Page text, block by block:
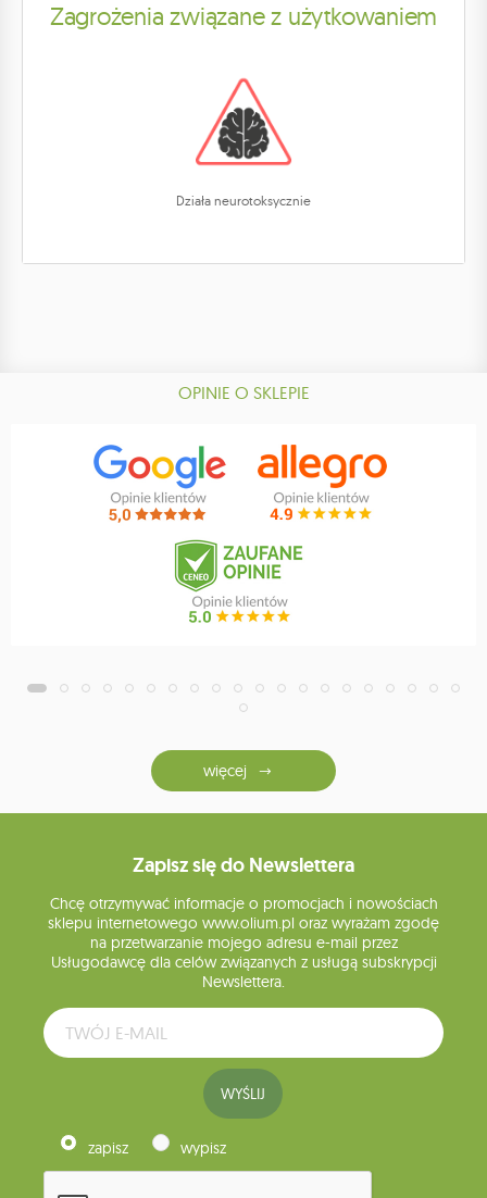
Zagrożenia związane z użytkowaniem
Działa neurotoksycznie
OPINIE O SKLEPIE
więcej
Zapisz się do Newslettera
Chcę otrzymywać informacje o promocjach i nowościach
sklepu internetowego www.olium.pl oraz wyrażam zgodę
na przetwarzanie mojego adresu e-mail przez
Usługodawcę dla celów związanych z usługą subskrypcji
Newslettera.
WYŚLIJ
zapisz wypisz